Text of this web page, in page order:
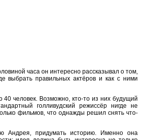
часа он интересно рассказывал о том,
выбрать правильных актёров и как с ними
человек. Возможно, кто-то из них будущий
голливудский режиссёр нигде не
фильмов, что однажды решил снять что-
Андрея, придумать историю. Именно она